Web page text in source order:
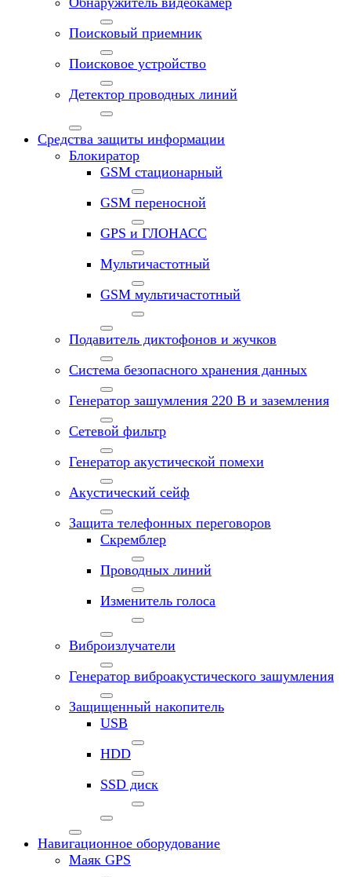
Поисковый приемник
Поисковое устройство
Детектор проводных линий
Средства защиты информации
Блокиратор
GSM стационарный
GSM переносной
GPS и ГЛОНАСС
Мультичастотный
GSM мультичастотный
Подавитель диктофонов и жучков
Система безопасного хранения данных
Генератор зашумления 220 В и заземления
Сетевой фильтр
Генератор акустической помехи
Акустический сейф
Защита телефонных переговоров
Скремблер
Проводных линий
Изменитель голоса
Виброизлучатели
Генератор виброакустического зашумления
Защищенный накопитель
USB
HDD
SSD диск
Навигационное оборудование
Маяк GPS